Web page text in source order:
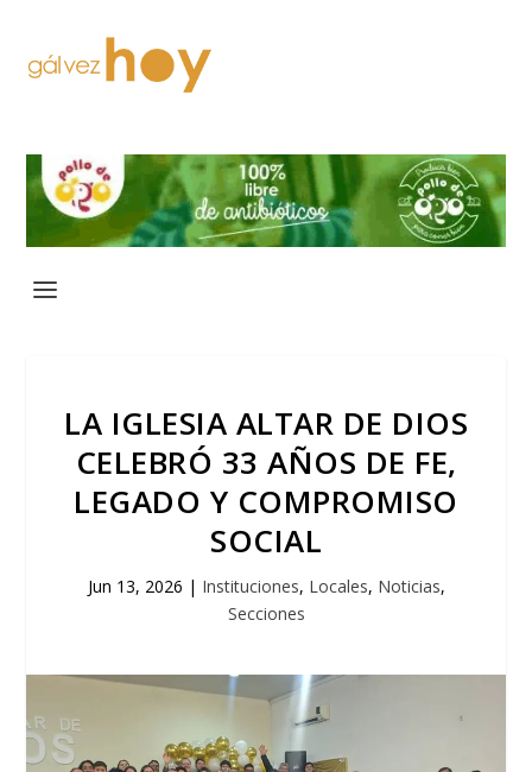
LA IGLESIA ALTAR DE DIOS
CELEBRÓ 33 AÑOS DE FE,
LEGADO Y COMPROMISO
SOCIAL
Jun 13, 2026 | Instituciones, Locales, Noticias,
Secciones